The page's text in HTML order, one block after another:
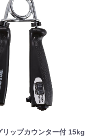
ップカウンター付 15kg